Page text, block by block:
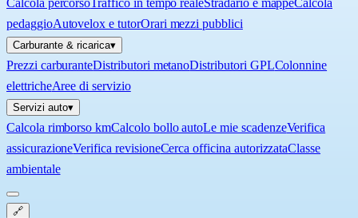
Calcola percorsoTraffico in tempo realeStradario e mappeCalcola
pedaggioAutovelox e tutorOrari mezzi pubblici
Carburante & ricarica▾
Prezzi carburanteDistributori metanoDistributori GPLColonnine
elettricheAree di servizio
Servizi auto▾
Calcola rimborso kmCalcolo bollo autoLe mie scadenzeVerifica
assicurazioneVerifica revisioneCerca officina autorizzataClasse
ambientale
🔗